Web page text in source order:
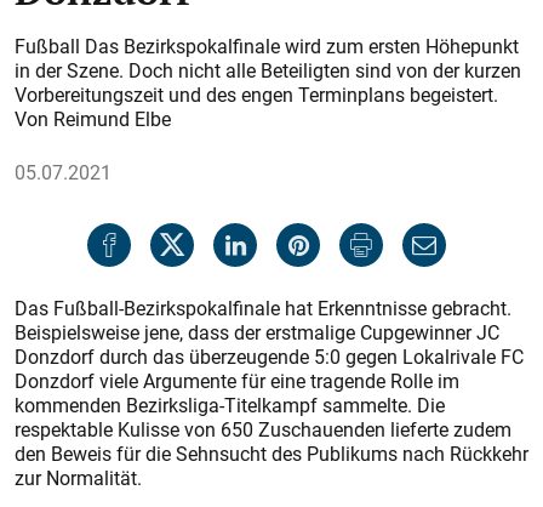
Fußball Das Bezirkspokalfinale wird zum ersten Höhepunkt
in der Szene. Doch nicht alle Beteiligten sind von der kurzen
Vorbereitungszeit und des engen Terminplans begeistert.
Von Reimund Elbe
05.07.2021
Das Fußball-Bezirkspokalfinale hat Erkenntnisse gebracht.
Beispielsweise jene, dass der erstmalige Cupgewinner JC
Donzdorf durch das überzeugende 5:0 gegen Lokalrivale FC
Donzdorf viele Argumente für eine tragende ­Rolle im
kommenden Bezirksliga-Titelkampf sammelte. Die
respektable Kulisse von 650 Zuschauenden lieferte zudem
den Beweis für die Sehnsucht des Publikums nach Rückkehr
zur Normalität.